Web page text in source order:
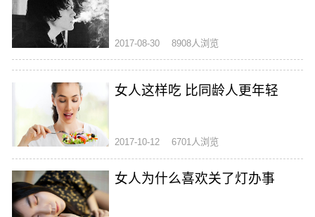
2017-08-30 8908人浏览
女人这样吃 比同龄人更年轻
2017-10-12 6701人浏览
女人为什么喜欢关了灯办事